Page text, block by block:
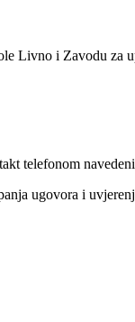
Livno i Zavodu za
telefonom
ugovora i